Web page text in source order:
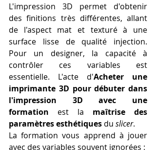
L'impression 3D permet d'obtenir
des finitions très différentes, allant
de l'aspect mat et texturé à une
surface lisse de qualité injection.
Pour un designer, la capacité à
contrôler ces variables est
essentielle. L'acte d'Acheter une
imprimante 3D pour débuter dans
l'impression 3D avec une
formation est la maîtrise des
paramètres esthétiques du slicer.
La formation vous apprend à jouer
avec des variables souvent ignorées :